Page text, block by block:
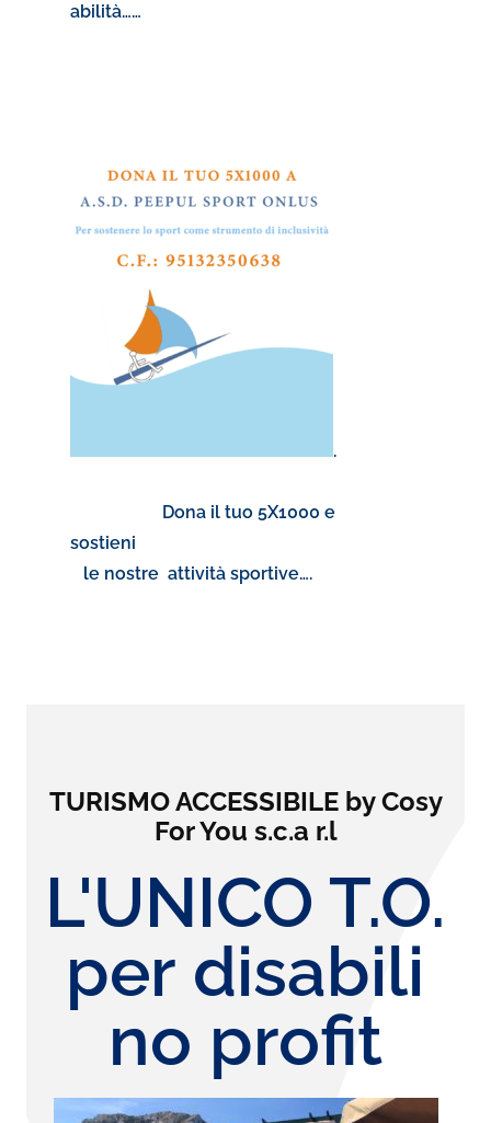
abilità……
.
Dona il tuo 5X1000 e
sostieni
le nostre attività sportive….
TURISMO ACCESSIBILE by Cosy
For You s.c.a r.l
L'UNICO T.O.
per disabili
no profit